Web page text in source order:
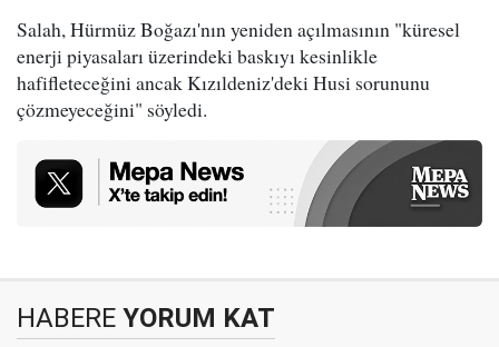
Salah, Hürmüz Boğazı'nın yeniden açılmasının "küresel
enerji piyasaları üzerindeki baskıyı kesinlikle
hafifleteceğini ancak Kızıldeniz'deki Husi sorununu
çözmeyeceğini" söyledi.
HABERE YORUM KAT